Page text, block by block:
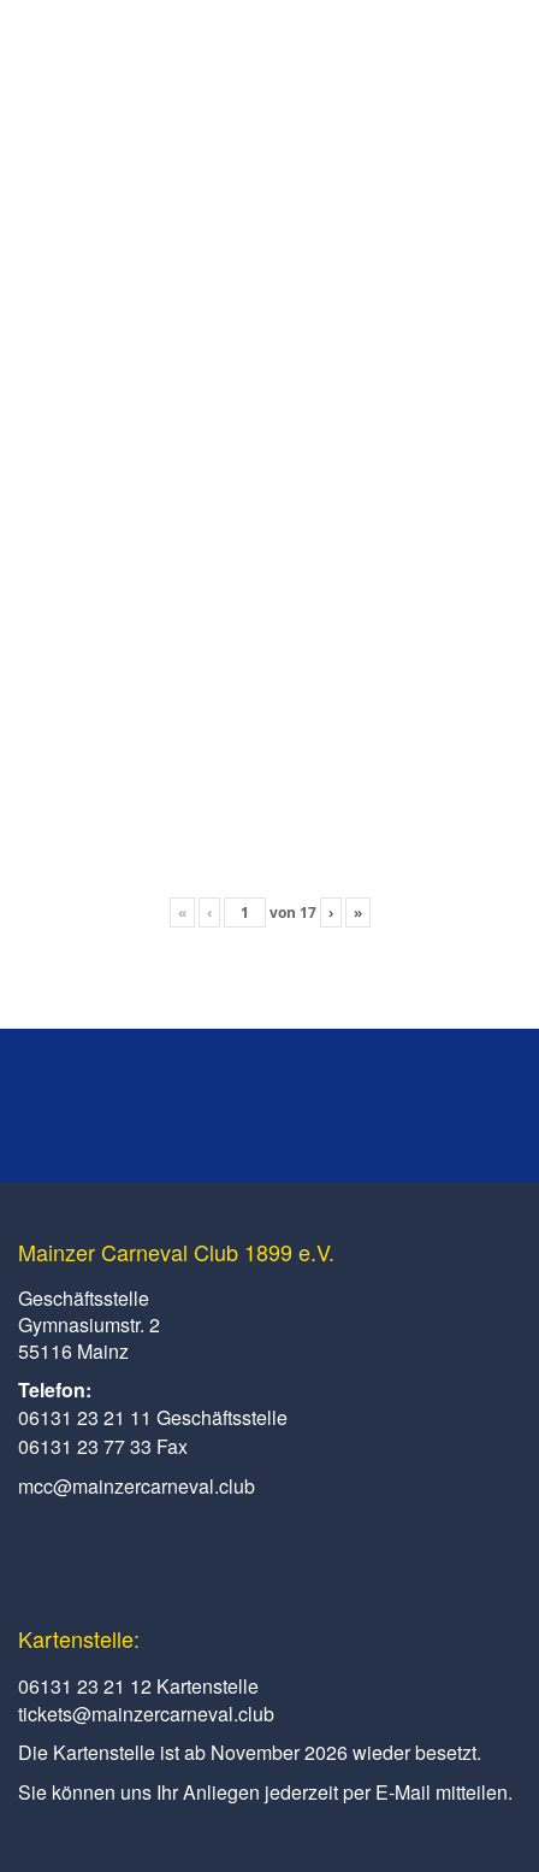
« ‹ von 17 › »
Mainzer Carneval Club 1899 e.V.
Geschäftsstelle
Gymnasiumstr. 2
55116 Mainz
Telefon:
06131 23 21 11 Geschäftsstelle
06131 23 77 33 Fax
mcc@mainzercarneval.club
Kartenstelle:
06131 23 21 12 Kartenstelle
tickets@mainzercarneval.club
Die Kartenstelle ist ab November 2026 wieder besetzt.
Sie können uns Ihr Anliegen jederzeit per E-Mail mitteilen.